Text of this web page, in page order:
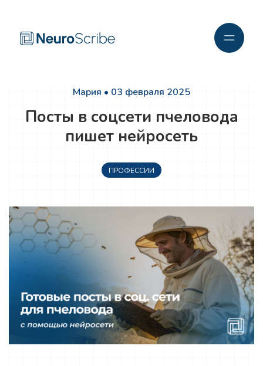
Мария • 03 февраля 2025
Посты в соцсети пчеловода
пишет нейросеть
ПРОФЕССИИ